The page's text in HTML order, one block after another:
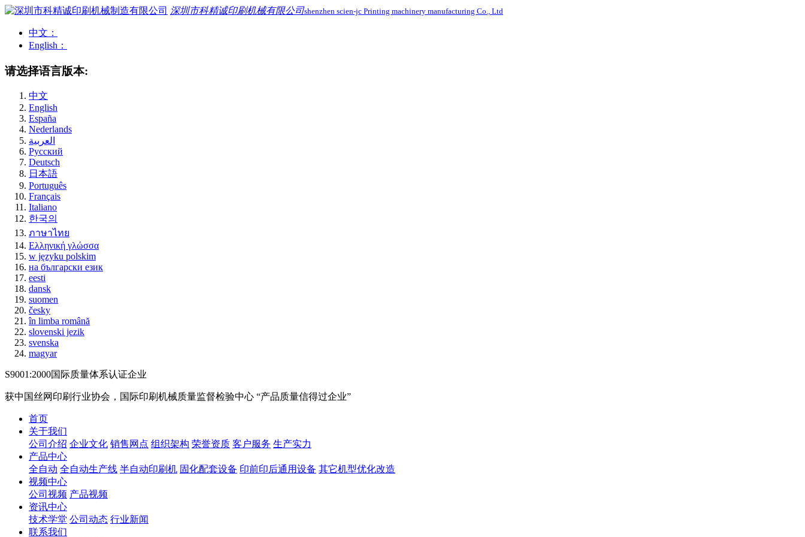
深圳市科精诚印刷机械有限公司shenzhen scien-jc Printing machinery manufacturing Co., Ltd
中文：
English：
请选择语言版本:
中文
English
España
Nederlands
العربية
Pусский
Deutsch
日本語
Português
Français
Italiano
한국의
ภาษาไทย
Ελληνική γλώσσα
w języku polskim
на български език
eesti
dansk
suomen
česky
în limba română
slovenski jezik
svenska
magyar
S9001:2000国际质量体系认证企业
获中国丝网印刷行业协会，国际印刷机械质量监督检验中心 “产品质量信得过企业”
首页
关于我们
公司介绍 企业文化 销售网点 组织架构 荣誉资质 客户服务 生产实力
产品中心
全自动 全自动生产线 半自动印刷机 固化配套设备 印前印后通用设备 其它机型优化改造
视频中心
公司视频 产品视频
资讯中心
技术学堂 公司动态 行业新闻
联系我们